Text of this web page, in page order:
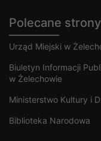
Polecane strony
Urząd Miejski w
Biuletyn Informacji
w Żelechowie
Ministerstwo Kultury i
Biblioteka Narodowa